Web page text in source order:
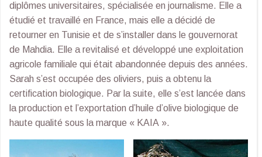
diplômes universitaires, spécialisée en journalisme. Elle a
étudié et travaillé en France, mais elle a décidé de
retourner en Tunisie et de s’installer dans le gouvernorat
de Mahdia. Elle a revitalisé et développé une exploitation
agricole familiale qui était abandonnée depuis des années.
Sarah s’est occupée des oliviers, puis a obtenu la
certification biologique. Par la suite, elle s’est lancée dans
la production et l’exportation d’huile d’olive biologique de
haute qualité sous la marque « KAIA ».